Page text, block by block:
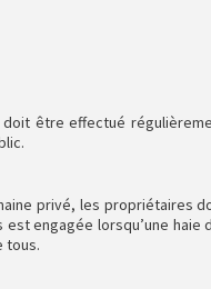
être effectué
privé, les
engagée lorsqu’une
tous.